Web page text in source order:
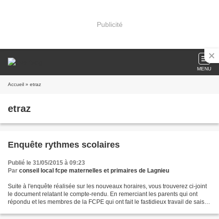
Publicité
MENU
Accueil » etraz
etraz
Enquête rythmes scolaires
Publié le 31/05/2015 à 09:23
Par conseil local fcpe maternelles et primaires de Lagnieu
Suite à l'enquête réalisée sur les nouveaux horaires, vous trouverez ci-joint
le document relatant le compte-rendu. En remerciant les parents qui ont
répondu et les membres de la FCPE qui ont fait le fastidieux travail de saisi